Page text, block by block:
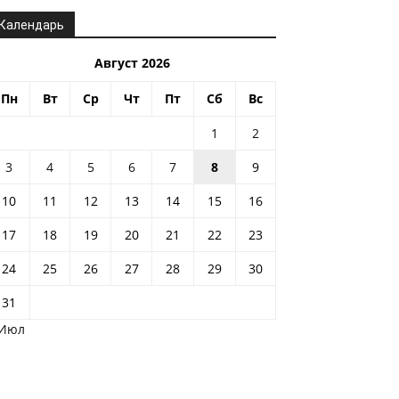
Август 2026
Пн Вт Ср Чт Пт Сб Вс
1
2
3
4 5 6 7 8
9
10
11 12 13 14 15
16
17
18 19 20 21 22
23
24
25 26 27 28 29
30
31